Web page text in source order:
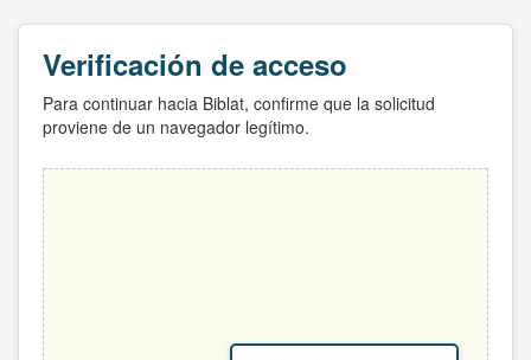
Verificación de acceso
Para continuar hacia Biblat, confirme que la solicitud
proviene de un navegador legítimo.